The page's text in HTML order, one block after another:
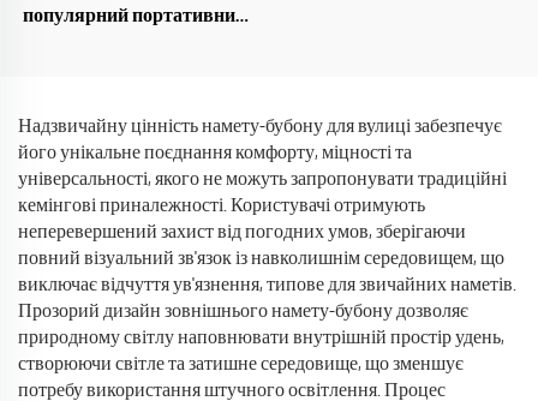
популярний портативний
для дорослих
Надзвичайну цінність намету-бубону для вулиці забезпечує
його унікальне поєднання комфорту, міцності та
універсальності, якого не можуть запропонувати традиційні
кемінгові приналежності. Користувачі отримують
неперевершений захист від погодних умов, зберігаючи
повний візуальний зв'язок із навколишнім середовищем, що
виключає відчуття ув'язнення, типове для звичайних наметів.
Прозорий дизайн зовнішнього намету-бубону дозволяє
природному світлу наповнювати внутрішній простір удень,
створюючи світле та затишне середовище, що зменшує
потребу використання штучного освітлення. Процес